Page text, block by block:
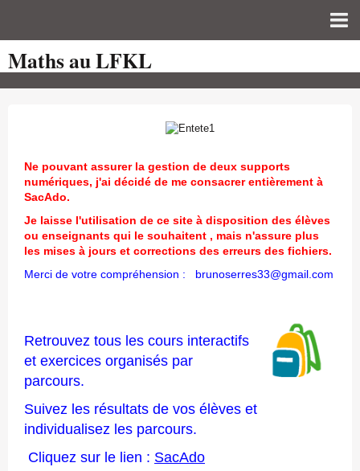
Page d'accueil
Pour les Profs
TICE
Sujets de bac
Programmes officiels
Orientation
Maths au LFKL
Ne pouvant assurer la gestion de deux supports
numériques, j'ai décidé de me consacrer entièrement à
SacAdo.
Je laisse l'utilisation de ce site à disposition des élèves
ou enseignants qui le souhaitent , mais n'assure plus
les mises à jours et corrections des erreurs des fichiers.
Merci de votre compréhension : brunoserres33@gmail.com
Retrouvez tous les cours interactifs
et exercices organisés par
parcours.
Suivez les résultats de vos élèves et
individualisez les parcours.
Cliquez sur le lien : SacAdo